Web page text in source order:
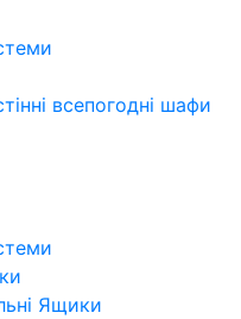
всепогодні шафи
Ящики